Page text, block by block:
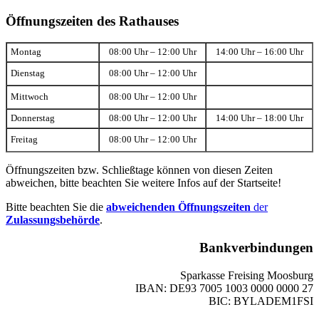
Öffnungszeiten des Rathauses
Montag 08:00 Uhr – 12:00 Uhr 14:00 Uhr – 16:00 Uhr
Dienstag 08:00 Uhr – 12:00 Uhr
Mittwoch 08:00 Uhr – 12:00 Uhr
Donnerstag 08:00 Uhr – 12:00 Uhr 14:00 Uhr – 18:00 Uhr
Freitag 08:00 Uhr – 12:00 Uhr
Öffnungszeiten bzw. Schließtage können von diesen Zeiten
abweichen, bitte beachten Sie weitere Infos auf der Startseite!
Bitte beachten Sie die abweichenden Öffnungszeiten der
Zulassungsbehörde.
Bankverbindungen
Sparkasse Freising Moosburg
IBAN: DE93 7005 1003 0000 0000 27
BIC: BYLADEM1FSI